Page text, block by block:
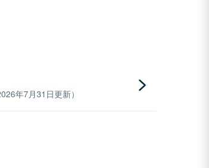
年7月31日更新）